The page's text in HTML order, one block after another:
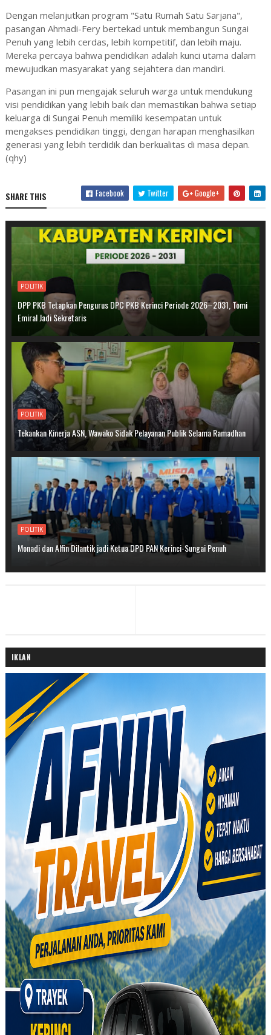
Dengan melanjutkan program "Satu Rumah Satu Sarjana",
pasangan Ahmadi-Fery bertekad untuk membangun Sungai
Penuh yang lebih cerdas, lebih kompetitif, dan lebih maju.
Mereka percaya bahwa pendidikan adalah kunci utama dalam
mewujudkan masyarakat yang sejahtera dan mandiri.
Pasangan ini pun mengajak seluruh warga untuk mendukung
visi pendidikan yang lebih baik dan memastikan bahwa setiap
keluarga di Sungai Penuh memiliki kesempatan untuk
mengakses pendidikan tinggi, dengan harapan menghasilkan
generasi yang lebih terdidik dan berkualitas di masa depan.
(qhy)
SHARE THIS Facebook Twitter Google+
POLITIK
DPP PKB Tetapkan Pengurus DPC PKB Kerinci Periode 2026–2031, Tomi
Emiral Jadi Sekretaris
POLITIK
Tekankan Kinerja ASN, Wawako Sidak Pelayanan Publik Selama Ramadhan
POLITIK
Monadi dan Alfin Dilantik jadi Ketua DPD PAN Kerinci-Sungai Penuh
IKLAN